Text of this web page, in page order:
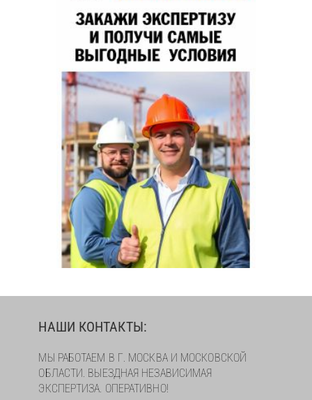
НАШИ КОНТАКТЫ:
МЫ РАБОТАЕМ В Г. МОСКВА И МОСКОВСКОЙ
ОБЛАСТИ. ВЫЕЗДНАЯ НЕЗАВИСИМАЯ
ЭКСПЕРТИЗА. ОПЕРАТИВНО!